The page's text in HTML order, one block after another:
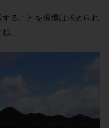
ることを現場は求められ
。